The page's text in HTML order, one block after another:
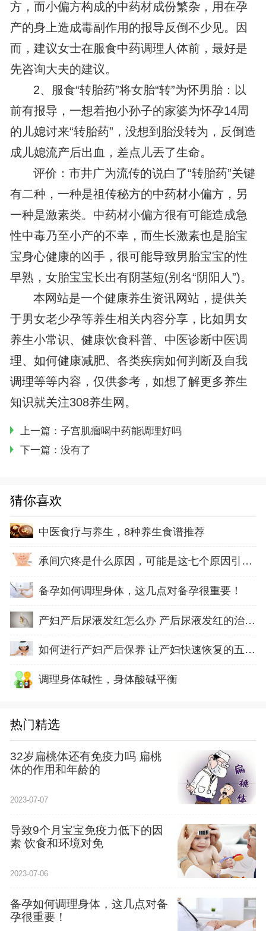
方，而小偏方构成的中药材成份繁杂，用在孕
产的身上造成毒副作用的报导反倒不少见。因
而，建议女士在服食中药调理人体前，最好是
先咨询大夫的建议。
2、服食“转胎药”将女胎“转”为怀男胎：以
前有报导，一想着抱小孙子的家婆为怀孕14周
的儿媳讨来“转胎药”，没想到胎没转为，反倒造
成儿媳流产后出血，差点儿丟了生命。
评价：市井广为流传的说白了“转胎药”关键
有二种，一种是祖传秘方的中药材小偏方，另
一种是激素类。中药材小偏方很有可能造成急
性中毒乃至小产的不幸，而生长激素也是胎宝
宝身心健康的凶手，很可能导致男胎宝宝的性
早熟，女胎宝宝长出有阴茎短(别名“阴阳人”)。
本网站是一个健康养生资讯网站，提供关
于男女老少孕等养生相关内容分享，比如男女
养生小常识、健康饮食科普、中医诊断中医调
理、如何健康减肥、各类疾病如何判断及自我
调理等等内容，仅供参考，如想了解更多养生
知识就关注308养生网。
上一篇： 子宫肌瘤喝中药能调理好吗
下一篇：没有了
猜你喜欢
中医食疗与养生，8种养生食谱推荐
承间穴疼是什么原因，可能是这七个原因引起的
备孕如何调理身体，这几点对备孕很重要！
产妇产后尿液发红怎么办 产后尿液发红的治疗方
如何进行产妇产后保养 让产妇快速恢复的五方面
调理身体碱性，身体酸碱平衡
热门精选
32岁扁桃体还有免疫力吗 扁桃
体的作用和年龄的
2023-07-07
导致9个月宝宝免疫力低下的因
素 饮食和环境对免
2023-07-06
备孕如何调理身体，这几点对备
孕很重要！